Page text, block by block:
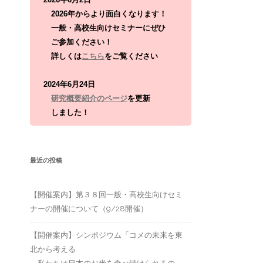
2026年からより面白くなります！
一般・高校生向けセミナーにぜひ
ご参加ください！
詳しくはこちらをご覧ください
2024年6月24日
研究概要紹介のページを更新
しました！
最近の投稿
【開催案内】第３８回一般・高校生向けセミ
ナーの開催について（9/28開催）
【開催案内】シンポジウム「コメの未来を東
北から考える